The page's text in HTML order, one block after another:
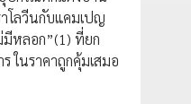
โลวีนกับแคมเปญ
หลอก”(1) ที่ยก
ในราคาถูกคุ้มเสมอ